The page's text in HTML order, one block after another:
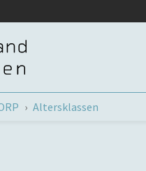
Altersklassen